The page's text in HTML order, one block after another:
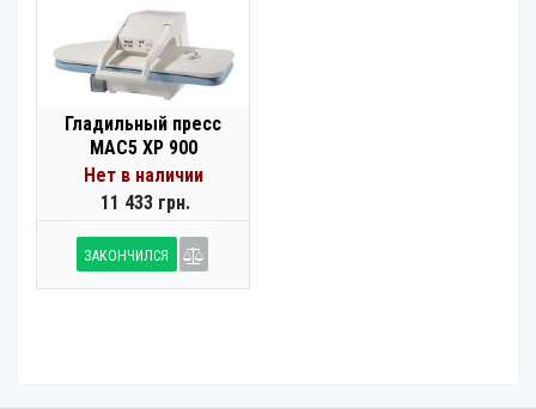
Гладильный пресс
MAC5 XP 900
Нет в наличии
11 433 грн.
ЗАКОНЧИЛСЯ